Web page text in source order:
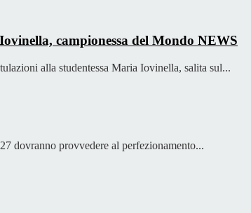
campionessa del Mondo NEWS
alla studentessa Maria Iovinella, salita sul...
dovranno provvedere al perfezionamento...